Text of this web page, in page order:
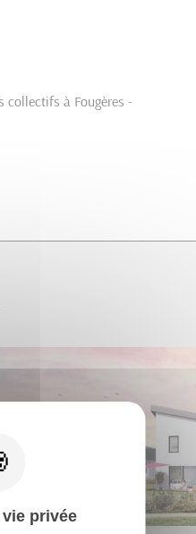
collectifs à Fougères -
GROUPÉS
privée